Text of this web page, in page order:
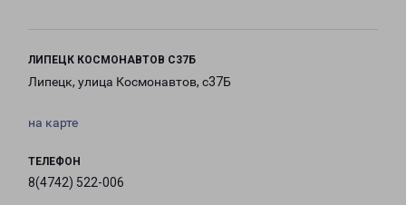
ЛИПЕЦК КОСМОНАВТОВ С37Б
Липецк, улица Космонавтов, с37Б
на карте
ТЕЛЕФОН
8(4742) 522-006